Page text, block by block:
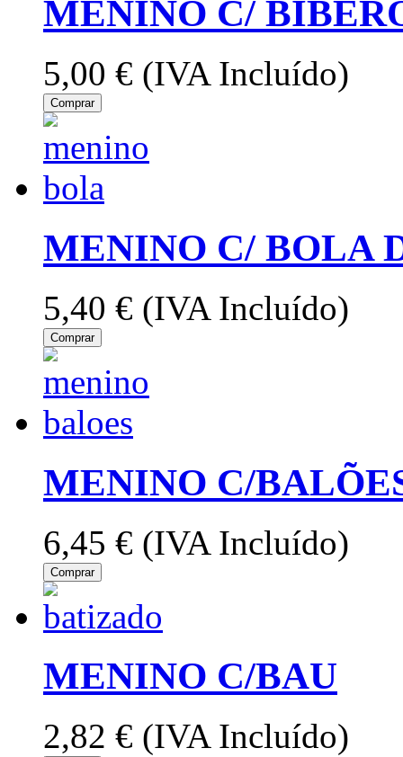
MENINO C/
5,00 € (IVA Incluído)
Comprar
MENINO C/ BOLA
5,40 € (IVA Incluído)
Comprar
MENINO C/
6,45 € (IVA Incluído)
Comprar
MENINO C/BAU
2,82 € (IVA Incluído)